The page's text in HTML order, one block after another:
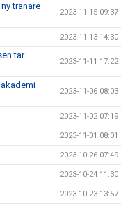
tränare
2023-11-15 09:37
2023-11-13 14:30
tar
2023-11-11 17:22
2023-11-06 08:03
2023-11-02 07:19
2023-11-01 08:01
2023-10-26 07:49
2023-10-24 11:30
2023-10-23 13:57